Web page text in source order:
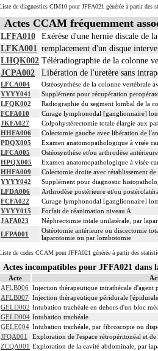
de diagnostics CIM10 pour JFFA021 générée à partir des
Actes CCAM fréquemment
LFFA010
Exérèse d'une hernie discale de
LFKA001 remplacement d'un disque
LHQK002 Téléradiographie de la colonne
JCPA002
Libération de l'uretère sans
LFCA004
Ostéosynthèse de la colonne vertébrale
YYYY041
Supplément pour récupération
LFQK002
Radiographie du segment lombal de la
FCFA010
Curage lymphonodal [ganglionnaire]
JKFA027
Colpohystérectomie totale élargie aux
HHFA006
Colectomie gauche avec libération de
PDQX005
Examen anatomopathologique à visée
LFCA005
Ostéosynthèse et/ou arthrodèse
HPQX005
Examen anatomopathologique à visée
HHFA009
Colectomie droite avec rétablissement
YYYY042
Supplément pour diagnostic
LFDA006
Arthrodèse postérieure et/ou
FCFA022
Curage lymphonodal [ganglionnaire]
YYYY015
Forfait de réanimation niveau A
JAFA023
Néphrectomie totale unilatérale, par
LFPA001
Ostéotomie antérieure ou discectomie
laparotomie ou par lombotomie
de codes CCAM pour JFFA021 générée à partir des
Actes incompatibles pour JFFA021 dans
Acte
AFLB006 Injection thérapeutique intrathécale d'agent
AFLB007 Injection thérapeutique péridurale
GELD002 Intubation trachéale en dehors d'un bloc
GELD004 Intubation trachéale
GELE004 Intubation trachéale, par fibroscopie ou
JFQA001
Exploration de l'espace rétropéritonéal et
ZCQA001 Exploration de la cavité abdominale, par